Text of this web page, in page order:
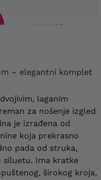
, opseg kuka 168 cm
, opseg kuka 172 cm
rukava 35 cm, bicepsi
176 cm,
rukava 35 cm, bicepsi
laganim
za nošenje izgled
je izrađena od
koja prekrasno
pada od struka,
siluetu. Ima kratke
širokog kroja,